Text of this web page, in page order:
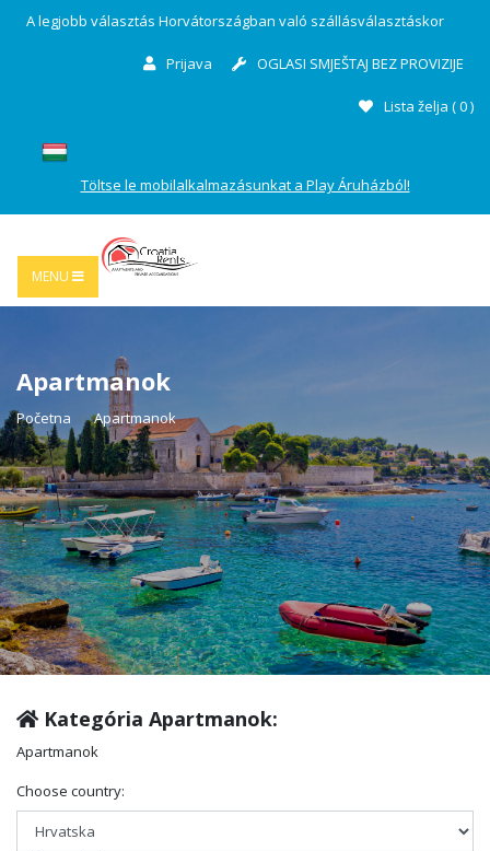
A legjobb választás Horvátországban való szállásválasztáskor
Prijava OGLASI SMJEŠTAJ BEZ PROVIZIJE
Lista želja (0)
Töltse le mobilalkalmazásunkat a Play Áruházból!
MENU
Apartmanok
Početna Apartmanok
Kategória Apartmanok:
Apartmanok
Choose country: